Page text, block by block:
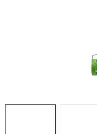
HODNOCENÍ OBCHODU